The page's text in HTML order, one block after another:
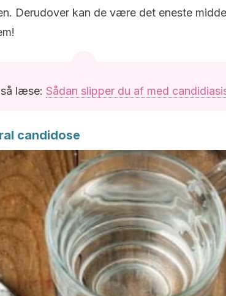
Derudover kan de være det eneste
læse: Sådan slipper du af med
candidose